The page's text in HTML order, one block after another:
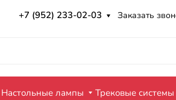
+7 (952) 233-02-03 Заказать
Настольные лампы Трековые системы